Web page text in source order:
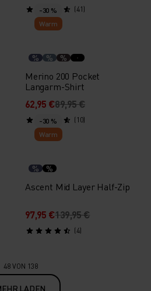
(41)
-30 %
Warm
% % %
Merino 200 Pocket
Langarm-Shirt
62,95 €89,95 €
(10)
-30 %
Warm
% %
Ascent Mid Layer Half-Zip
97,95 €139,95 €
(4)
48 VON 138
LADEN